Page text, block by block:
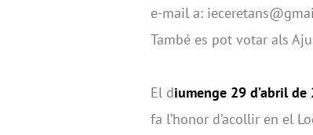
e-mail a:
També es pot votar als
El diumenge 29 d’abril de
fa l’honor d’acollir en el